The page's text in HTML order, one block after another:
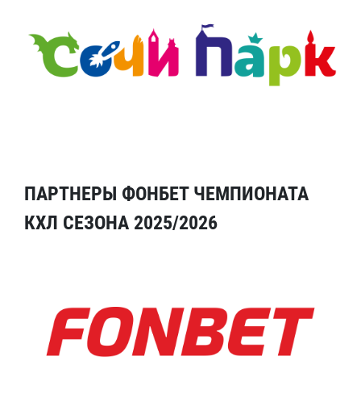
ПАРТНЕРЫ ФОНБЕТ ЧЕМПИОНАТА
КХЛ СЕЗОНА 2025/2026